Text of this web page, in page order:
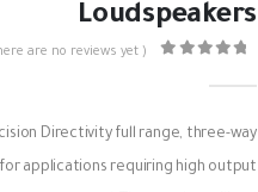
Loudspeakers
( There are no reviews yet. )
Directivity full range, three-way
applications requiring high output